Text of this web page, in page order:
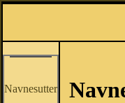
Navnesutter